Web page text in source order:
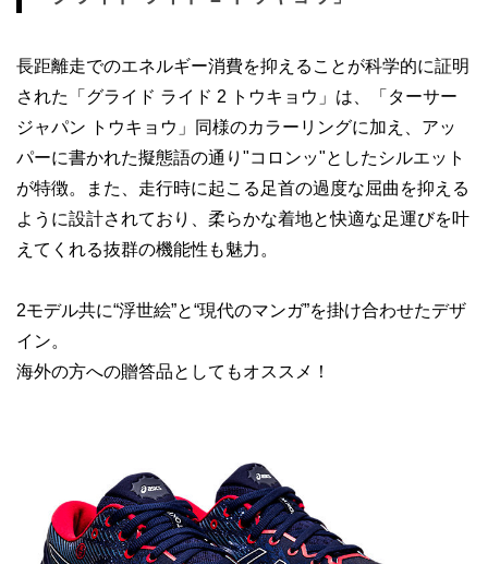
長距離走でのエネルギー消費を抑えることが科学的に証明
された「グライド ライド 2 トウキョウ」は、「ターサー
ジャパン トウキョウ」同様のカラーリングに加え、アッ
パーに書かれた擬態語の通り"コロンッ"としたシルエット
が特徴。また、走行時に起こる足首の過度な屈曲を抑える
ように設計されており、柔らかな着地と快適な足運びを叶
えてくれる抜群の機能性も魅力。
2モデル共に“浮世絵”と“現代のマンガ”を掛け合わせたデザ
イン。
海外の方への贈答品としてもオススメ！